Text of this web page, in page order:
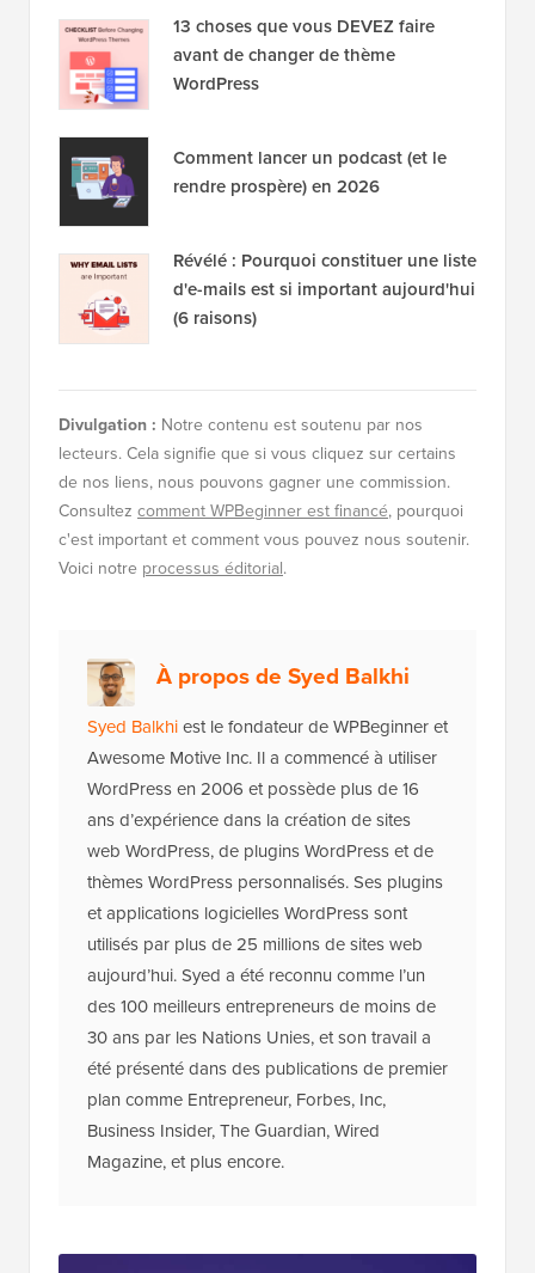
13 choses que vous DEVEZ faire
avant de changer de thème
WordPress
Comment lancer un podcast (et le
rendre prospère) en 2026
Révélé : Pourquoi constituer une liste
d'e-mails est si important aujourd'hui
(6 raisons)
Divulgation : Notre contenu est soutenu par nos
lecteurs. Cela signifie que si vous cliquez sur certains
de nos liens, nous pouvons gagner une commission.
Consultez comment WPBeginner est financé, pourquoi
c'est important et comment vous pouvez nous soutenir.
Voici notre processus éditorial.
À propos de Syed Balkhi
Syed Balkhiest le fondateur de WPBeginner et
Awesome Motive Inc. Il a commencé à utiliser
WordPress en 2006 et possède plus de 16
ans d’expérience dans la création de sites
web WordPress, de plugins WordPress et de
thèmes WordPress personnalisés. Ses plugins
et applications logicielles WordPress sont
utilisés par plus de 25 millions de sites web
aujourd’hui. Syed a été reconnu comme l’un
des 100 meilleurs entrepreneurs de moins de
30 ans par les Nations Unies, et son travail a
été présenté dans des publications de premier
plan comme Entrepreneur, Forbes, Inc,
Business Insider, The Guardian, Wired
Magazine, et plus encore.